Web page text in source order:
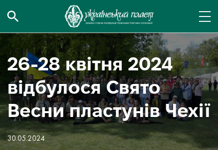
26-28 квітня 2024
відбулося Свято
Весни пластунів Чехії
30.05.2024